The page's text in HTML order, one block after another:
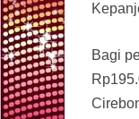
Bagi